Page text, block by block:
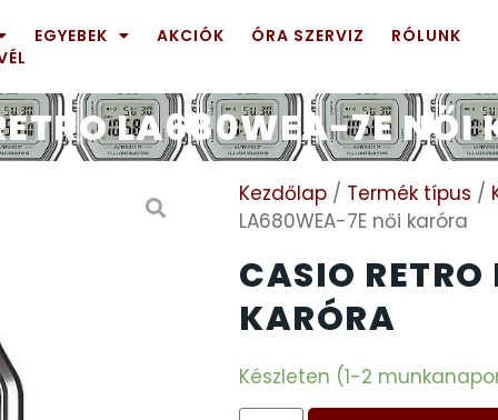
EGYEBEK AKCIÓK ÓRA SZERVIZ
RÓLUNK
LA680WEA-7E NŐI
Kezdőlap / Termék típus /
LA680WEA-7E női karóra
CASIO
KARÓRA
Készleten (1-2